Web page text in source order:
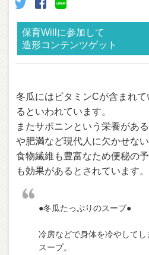
保育Willに参加して
造形コンテンツゲット
冬瓜にはビタミンCが含まれ
るといわれています。
またサポニンという栄養があ
や肥満など現代人に欠かせな
食物繊維も豊富なため便秘の
も効果があるとされています。
●冬瓜たっぷりのスープ●
冷房などで身体を冷やして
スープ。